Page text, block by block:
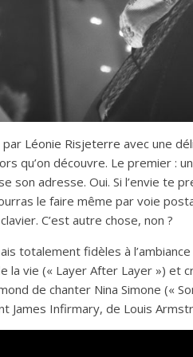
par Léonie Risjeterre avec une
qu’on découvre. Le premier :
adresse. Oui. Si l’envie te
le faire même par voie
C’est autre chose, non ?
totalement fidèles à
la vie (« Layer After Layer ») et
de chanter Nina Simone («
James Infirmary, de Louis